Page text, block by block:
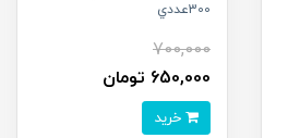
300عددي
700,000
650,000 تومان